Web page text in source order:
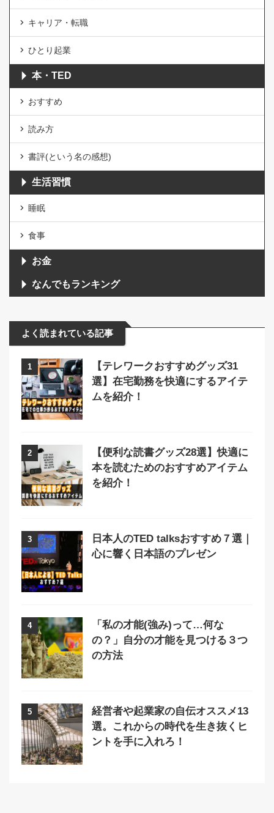
キャリア・転職
ひとり起業
本・TED
おすすめ
読み方
書評(という名の感想)
生活習慣
睡眠
食事
お金
なんでもランキング
よく読まれている記事
1
【テレワークおすすめグッズ31
選】在宅勤務を快適にするアイテ
ムを紹介！
2
【便利な読書グッズ28選】快適に
本を読むためのおすすめアイテム
を紹介！
3
日本人のTED talksおすすめ７選｜
心に響く日本語のプレゼン
4
「私の才能(強み)って…何な
の？」自分の才能を見つける３つ
の方法
5
経営者や起業家の自伝オススメ13
選。これからの時代を生き抜くヒ
ントを手に入れろ！